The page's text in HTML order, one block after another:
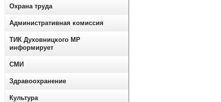
Охрана труда
Административная комиссия
ТИК Духовницкого МР
информирует
СМИ
Здравоохранение
Культура